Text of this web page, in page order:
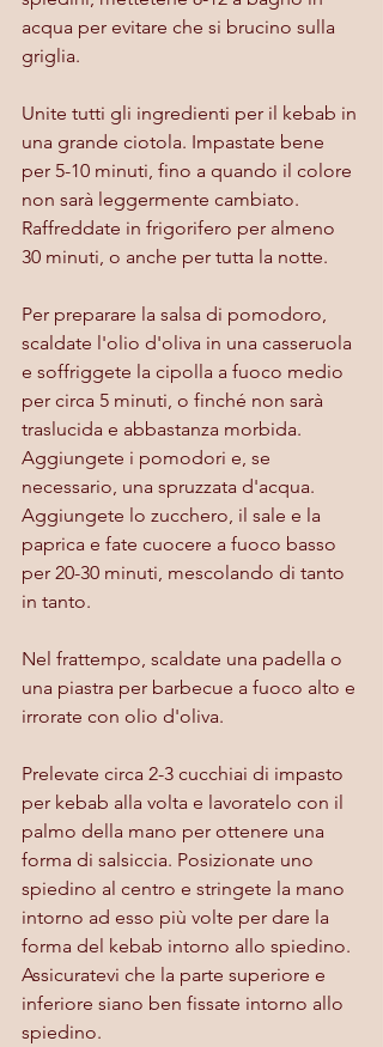
acqua per evitare che si brucino sulla
griglia.
Unite tutti gli ingredienti per il kebab in
una grande ciotola. Impastate bene
per 5-10 minuti, fino a quando il colore
non sarà leggermente cambiato.
Raffreddate in frigorifero per almeno
30 minuti, o anche per tutta la notte.
Per preparare la salsa di pomodoro,
scaldate l'olio d'oliva in una casseruola
e soffriggete la cipolla a fuoco medio
per circa 5 minuti, o finché non sarà
traslucida e abbastanza morbida.
Aggiungete i pomodori e, se
necessario, una spruzzata d'acqua.
Aggiungete lo zucchero, il sale e la
paprica e fate cuocere a fuoco basso
per 20-30 minuti, mescolando di tanto
in tanto.
Nel frattempo, scaldate una padella o
una piastra per barbecue a fuoco alto e
irrorate con olio d'oliva.
Prelevate circa 2-3 cucchiai di impasto
per kebab alla volta e lavoratelo con il
palmo della mano per ottenere una
forma di salsiccia. Posizionate uno
spiedino al centro e stringete la mano
intorno ad esso più volte per dare la
forma del kebab intorno allo spiedino.
Assicuratevi che la parte superiore e
inferiore siano ben fissate intorno allo
spiedino.